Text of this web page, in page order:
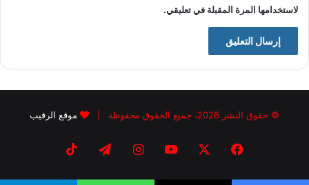
لاستخدامها المرة المقبلة في تعليقي.
© حقوق النشر 2026، جميع الحقوق محفوظة | موقع الرقيب
فيسبوك يوتيوب انستقرام تيلقرام